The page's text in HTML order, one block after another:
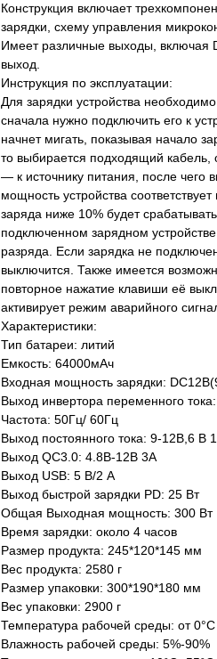
Конструкция включает
зарядки, схему управления
Имеет различные выходы, включая
выход.
Инструкция по эксплуатации:
Для зарядки устройства
сначала нужно подключить его к
начнет мигать, показывая начало
то выбирается подходящий кабель,
— к источнику питания, после чего
мощность устройства
заряда ниже 10% будет
подключенном зарядном
разряда. Если зарядка не
выключится. Также имеется
повторное нажатие клавиши её
активирует режим аварийного
Характеристики:
Тип батареи: литий
Емкость: 64000мАч
Входная мощность зарядки:
Выход инвертора переменного
Частота: 50Гц/ 60Гц
Выход постоянного тока: 9-12В,6 В
Выход QC3.0: 4.8В-12В 3А
Выход USB: 5 В/2 А
Выход быстрой зарядки PD: 25 Вт
Общая Выходная мощность: 300 Вт
Время зарядки: около 4 часов
Размер продукта: 245*120*145 мм
Вес продукта: 2580 г
Размер упаковки: 300*190*180 мм
Вес упаковки: 2900 г
Температура рабочей среды: от
Влажность рабочей среды: 5%-90%